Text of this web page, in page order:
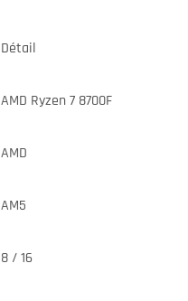
Détail
AMD Ryzen 7 8700F
AMD
AM5
8 / 16